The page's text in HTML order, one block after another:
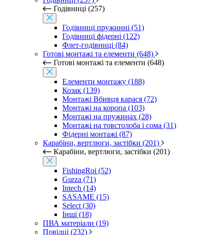
Годівниці (257)
Годівниці пружинні (51)
Годівниці фідерні (122)
Флет-годівниці (84)
Готові монтажі та елементи (648)
Готові монтажі та елементи (648)
Елементи монтажу (188)
Козак (139)
Монтажі Вбивця карася (72)
Монтажі на коропа (103)
Монтажі на пружинах (28)
Монтажі на товстолоба і сома (31)
Фідерні монтажі (87)
Карабіни, вертлюги, застібки (201)
Карабіни, вертлюги, застібки (201)
FishingRoi (52)
Gurza (71)
Intech (14)
SASAME (15)
Select (30)
Інші (18)
ПВА матеріали (19)
Повідці (232)